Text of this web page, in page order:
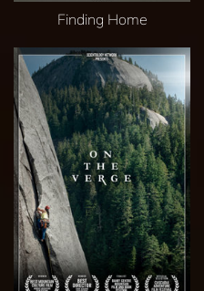
Finding Home